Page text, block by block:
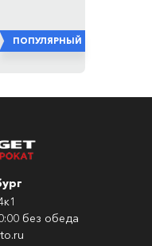
ПОПУЛЯРНЫЙ
без обеда